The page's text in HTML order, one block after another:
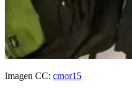
Imagen CC: cmor15